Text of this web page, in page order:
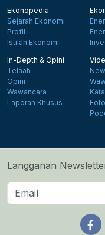
Ekonopedia
Sejarah Ekonomi
Profil
Istilah Ekonomi
In-Depth & Opini
Telaah
Opini
Wawancara
Laporan Khusus
Foto
Langganan